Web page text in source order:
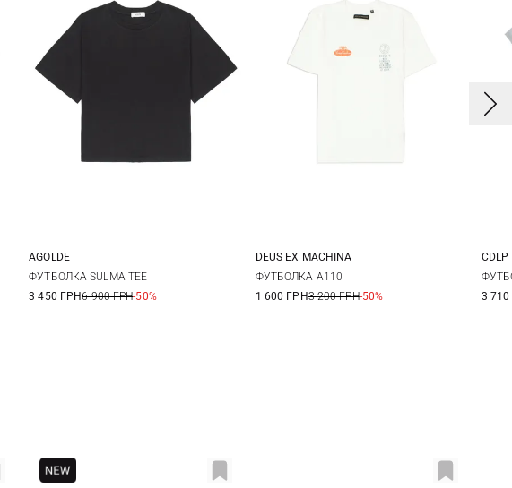
XS S
AGOLDE
ФУТБОЛКА SULMA TEE
3 450 ГРН6 900 ГРН-50%
XS S
DEUS EX MACHINА
ФУТБОЛКА A110
1 600 ГРН3 200 ГРН-50%
CDLP
3